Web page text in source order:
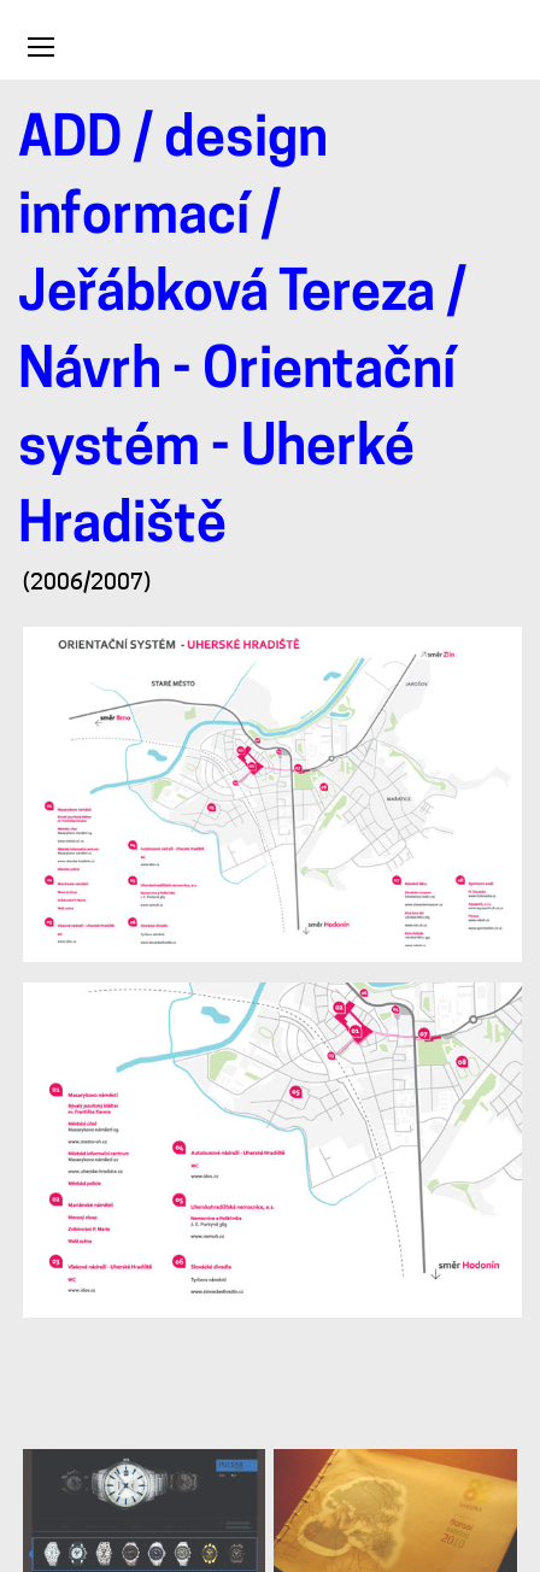
Toggle
ADD / design
informací /
Jeřábková Tereza /
Návrh - Orientační
systém - Uherké
Hradiště
Návrh
-
Orientační
systém
-
Uherké
Hradiště
(2006/2007)
další
práce